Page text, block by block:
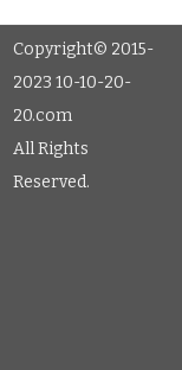
Copyright© 2015-
2023 10-10-20-
20.com
All Rights
Reserved.